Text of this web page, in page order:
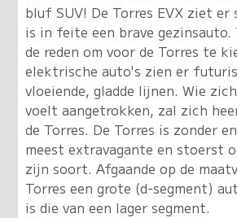
bluf SUV! De Torres EVX ziet
is in feite een brave
de reden om voor de Torres te
elektrische auto's zien er
vloeiende, gladde lijnen. Wie
voelt aangetrokken, zal zich
de Torres. De Torres is zonder
meest extravagante en stoerst
zijn soort. Afgaande op de
Torres een grote (d-segment)
is die van een lager segment.